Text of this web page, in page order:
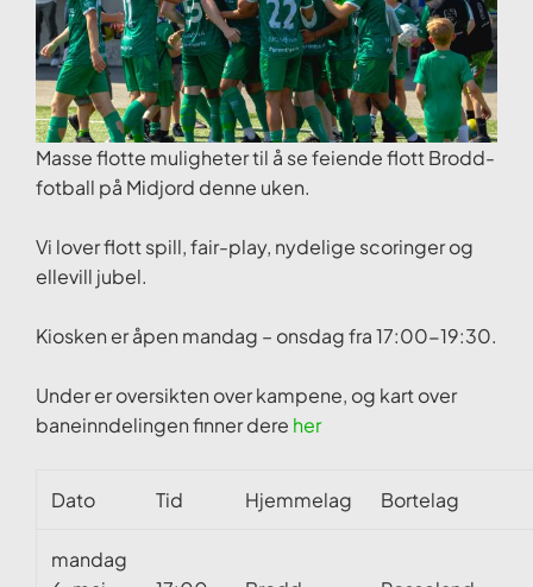
Masse flotte muligheter til å se feiende flott Brodd-
fotball på Midjord denne uken.
Vi lover flott spill, fair-play, nydelige scoringer og
ellevill jubel.
Kiosken er åpen mandag – onsdag fra 17:00-19:30.
Under er oversikten over kampene, og kart over
baneinndelingen finner dere her
Dato Tid Hjemmelag Bortelag
mandag